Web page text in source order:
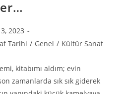
2023
Tarihi / Genel / Kültür Sanat
kitabımı aldım; evin
zamanlarda sık sık giderek